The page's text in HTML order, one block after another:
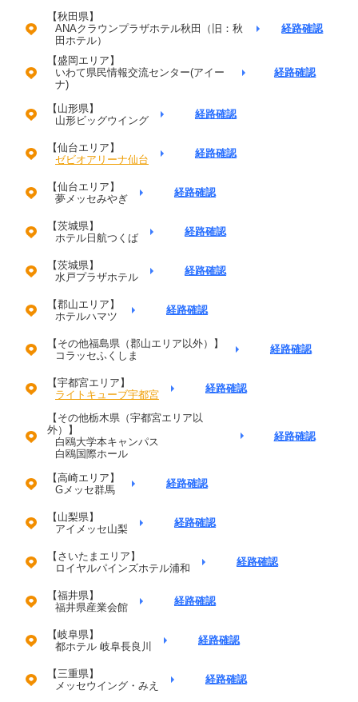
【秋田県】
ANAクラウンプラザホテル秋田（旧：秋
田ホテル）
経路確認
【盛岡エリア】
いわて県民情報交流センター(アイー
ナ)
経路確認
【山形県】
山形ビッグウイング
経路確認
【仙台エリア】
ゼビオアリーナ仙台
経路確認
【仙台エリア】
夢メッセみやぎ
経路確認
【茨城県】
ホテル日航つくば
経路確認
【茨城県】
水戸プラザホテル
経路確認
【郡山エリア】
ホテルハマツ
経路確認
【その他福島県（郡山エリア以外）】
コラッセふくしま
経路確認
【宇都宮エリア】
ライトキューブ宇都宮
経路確認
【その他栃木県（宇都宮エリア以
外）】
白鴎大学本キャンパス
白鴎国際ホール
経路確認
【高崎エリア】
Gメッセ群馬
経路確認
【山梨県】
アイメッセ山梨
経路確認
【さいたまエリア】
ロイヤルパインズホテル浦和
経路確認
【福井県】
福井県産業会館
経路確認
【岐阜県】
都ホテル 岐阜長良川
経路確認
【三重県】
メッセウイング・みえ
経路確認